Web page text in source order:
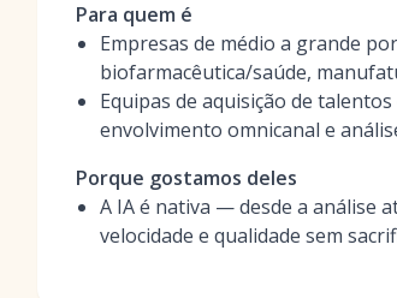
Para quem é
Empresas de médio a grande
biofarmacêutica/saúde,
Equipas de aquisição de
envolvimento omnicanal e
Porque gostamos deles
A IA é nativa — desde a análise
velocidade e qualidade sem